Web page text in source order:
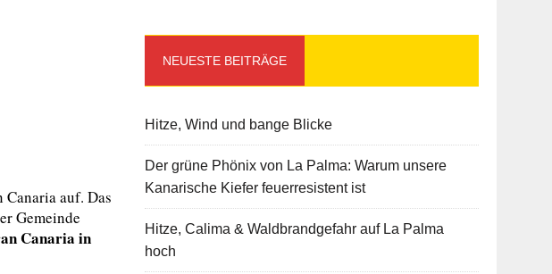
auf. Das
Gemeinde
Canaria in
NEUESTE BEITRÄGE
Hitze, Wind und bange Blicke
Der grüne Phönix von La Palma: Warum unsere
Kanarische Kiefer feuerresistent ist
Hitze, Calima & Waldbrandgefahr auf La Palma
hoch